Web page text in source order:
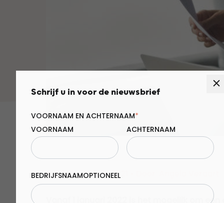
Publicatie: 26-11-2021
Vanaf 1 januari 2022 is het mogelijk om
Schrijf u in voor de nieuwsbrief
VOORNAAM EN ACHTERNAAM*
VOORNAAM
ACHTERNAAM
BEDRIJFSNAAM